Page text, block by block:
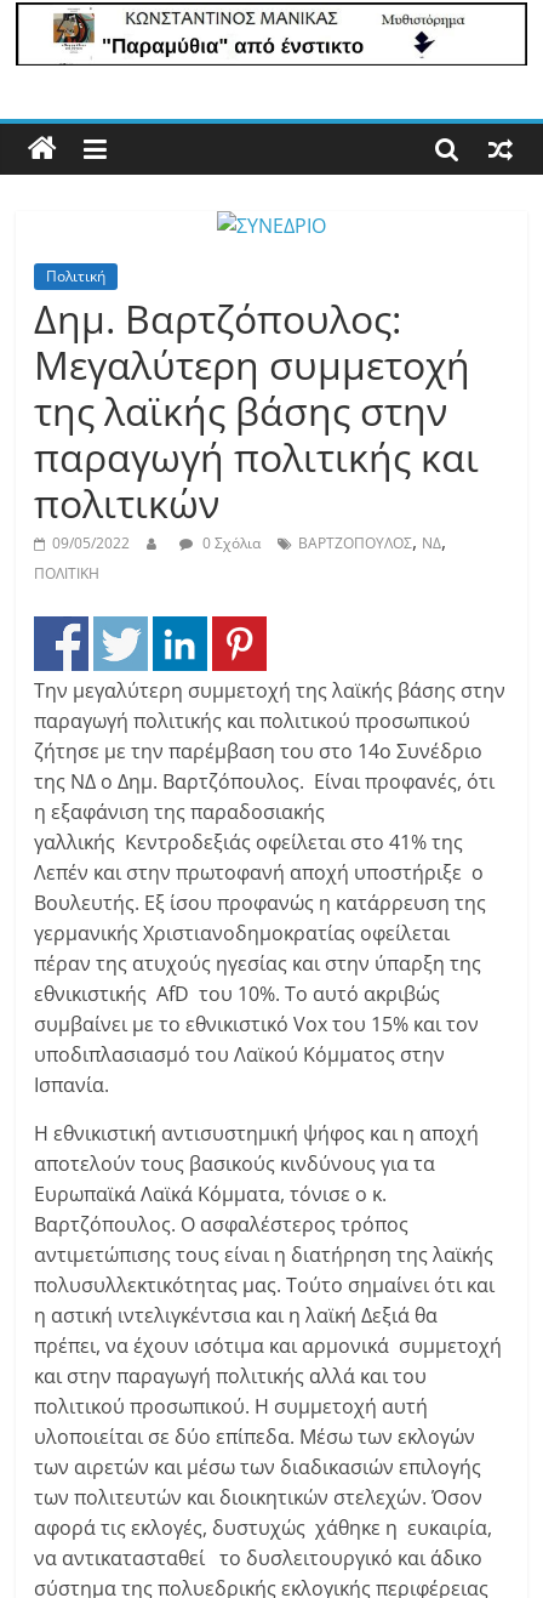
άποψη
τέλους…
Πολιτική
Δημ. Βαρτζόπουλος:
Μεγαλύτερη συμμετοχή
της λαϊκής βάσης στην
παραγωγή πολιτικής και
πολιτικών
09/05/2022 0 Σχόλια ΒΑΡΤΖΟΠΟΥΛΟΣ, ΝΔ,
ΠΟΛΙΤΙΚΗ
Την μεγαλύτερη συμμετοχή της λαϊκής βάσης στην
παραγωγή πολιτικής και πολιτικού προσωπικού
ζήτησε με την παρέμβαση του στο 14ο Συνέδριο
της ΝΔ ο Δημ. Βαρτζόπουλος. Είναι προφανές, ότι
η εξαφάνιση της παραδοσιακής
γαλλικής Κεντροδεξιάς οφείλεται στο 41% της
Λεπέν και στην πρωτοφανή αποχή υποστήριξε ο
Βουλευτής. Εξ ίσου προφανώς η κατάρρευση της
γερμανικής Χριστιανοδημοκρατίας οφείλεται
πέραν της ατυχούς ηγεσίας και στην ύπαρξη της
εθνικιστικής AfD του 10%. Το αυτό ακριβώς
συμβαίνει με το εθνικιστικό Vox του 15% και τον
υποδιπλασιασμό του Λαϊκού Κόμματος στην
Ισπανία.
Η εθνικιστική αντισυστημική ψήφος και η αποχή
αποτελούν τους βασικούς κινδύνους για τα
Ευρωπαϊκά Λαϊκά Κόμματα, τόνισε ο κ.
Βαρτζόπουλος. Ο ασφαλέστερος τρόπος
αντιμετώπισης τους είναι η διατήρηση της λαϊκής
πολυσυλλεκτικότητας μας. Τούτο σημαίνει ότι και
η αστική ιντελιγκέντσια και η λαϊκή Δεξιά θα
πρέπει, να έχουν ισότιμα και αρμονικά συμμετοχή
και στην παραγωγή πολιτικής αλλά και του
πολιτικού προσωπικού. Η συμμετοχή αυτή
υλοποιείται σε δύο επίπεδα. Μέσω των εκλογών
των αιρετών και μέσω των διαδικασιών επιλογής
των πολιτευτών και διοικητικών στελεχών. Όσον
αφορά τις εκλογές, δυστυχώς χάθηκε η ευκαιρία,
να αντικατασταθεί το δυσλειτουργικό και άδικο
σύστημα της πολυεδρικής εκλογικής περιφέρειας